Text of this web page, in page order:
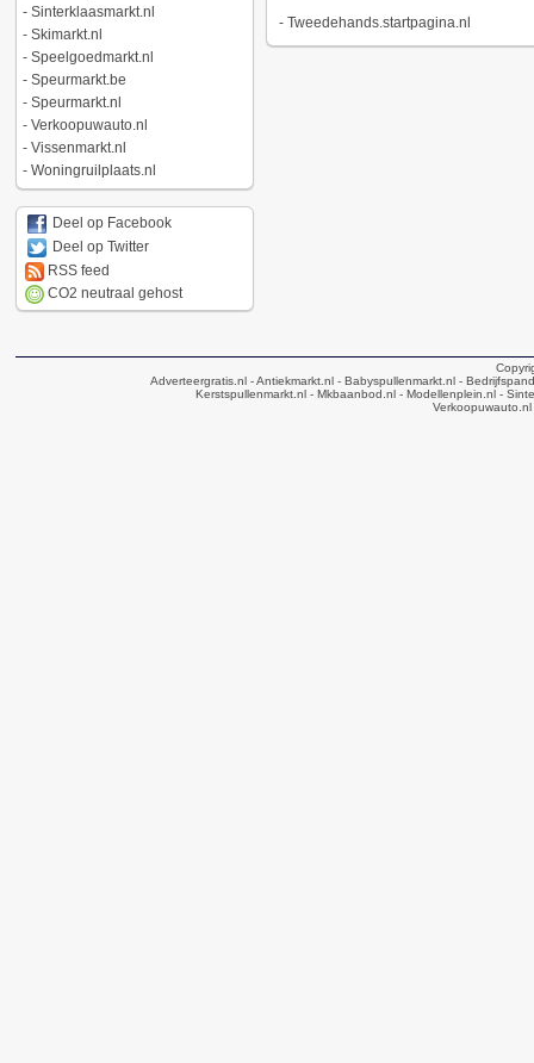
- Sinterklaasmarkt.nl
- Skimarkt.nl
- Speelgoedmarkt.nl
- Speurmarkt.be
- Speurmarkt.nl
- Verkoopuwauto.nl
- Vissenmarkt.nl
- Woningruilplaats.nl
Deel op Facebook
Deel op Twitter
RSS feed
CO2 neutraal gehost
- Tweedehands.startpagina.nl
Adverteergratis.nl - Antiekmarkt.nl - Babyspullenmarkt.nl -
Kerstspullenmarkt.nl- Mkbaanbod.nl- Modellenplein.nl-
Verkoopuwauto.nl